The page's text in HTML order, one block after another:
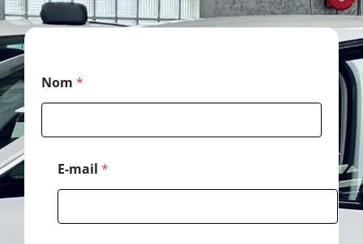
M
e
s
Nom *
E-mail *